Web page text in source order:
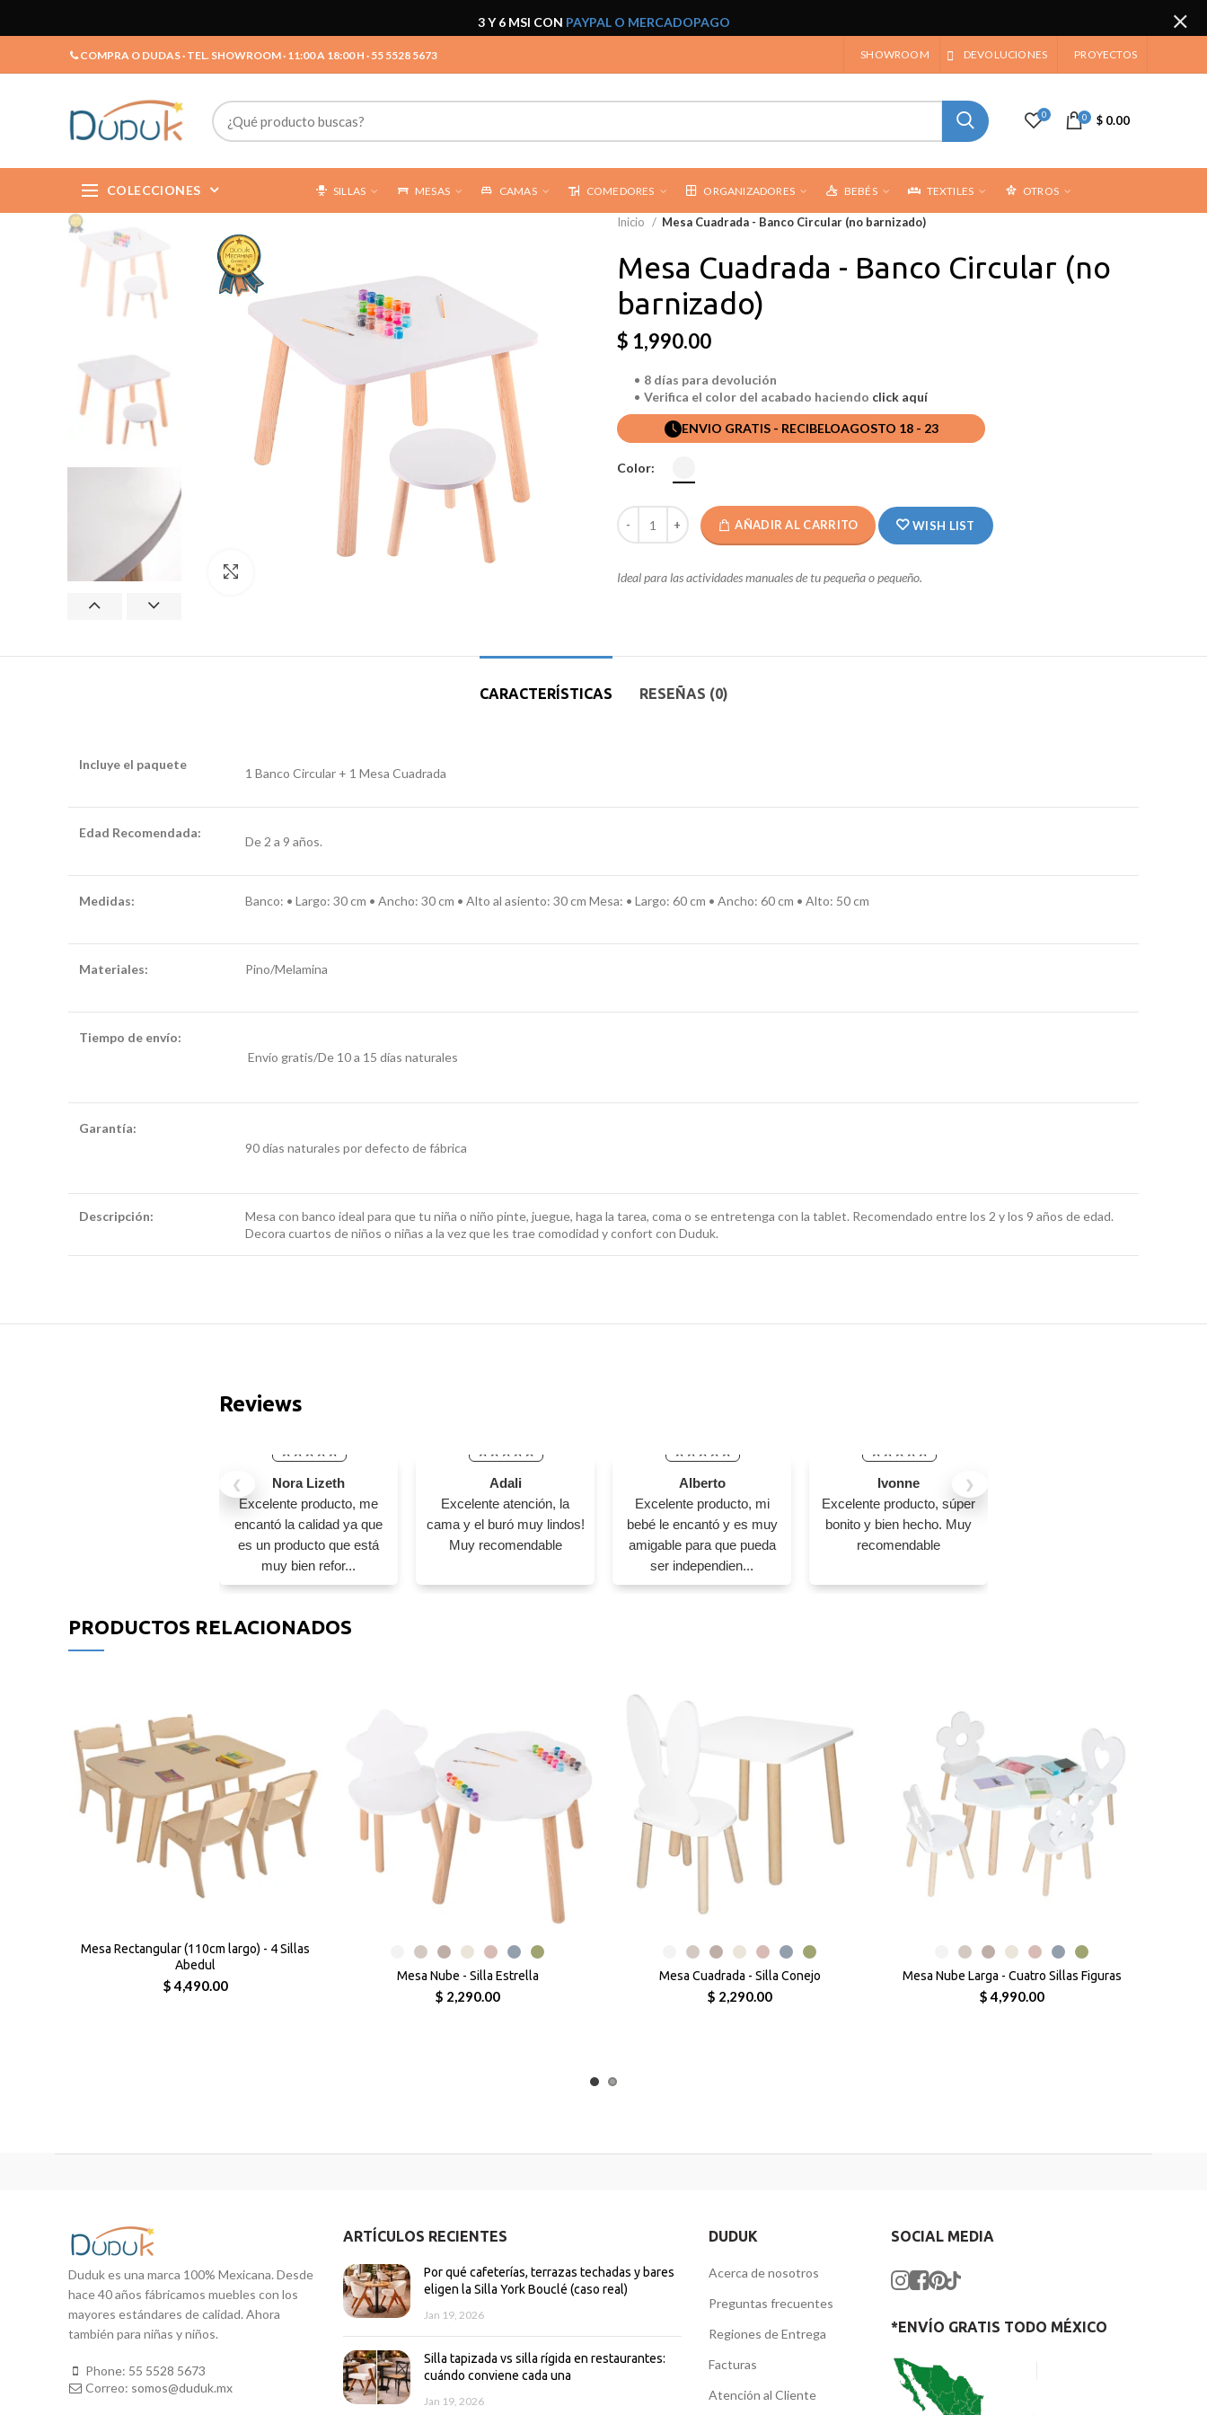
3 Y 6 MSI CON PAYPAL O MERCADOPAGO
COMPRA O DUDAS · TEL. SHOWROOM · 11:00 A 18:00 H · 55 5528 5673 SHOWROOM DEVOLUCIONES PROYECTOS
0 0 $ 0.00
COLECCIONES SILLAS MESAS CAMAS COMEDORES ORGANIZADORES BEBÉS TEXTILES OTROS
Inicio Mesa Cuadrada - Banco Circular (no barnizado)
Mesa Cuadrada - Banco Circular (no
barnizado)
$ 1,990.00
8 días para devolución
Verifica el color del acabado haciendo click aquí
ENVIO GRATIS - RECIBELOAGOSTO 18 - 23
Color:
AÑADIR AL CARRITO WISH LIST
Ideal para las actividades manuales de tu pequeña o pequeño.
CARACTERÍSTICAS RESEÑAS (0)
Incluye el paquete
1 Banco Circular + 1 Mesa Cuadrada
Edad Recomendada:
De 2 a 9 años.
Medidas: Banco: • Largo: 30 cm • Ancho: 30 cm • Alto al asiento: 30 cm Mesa: • Largo: 60 cm • Ancho: 60 cm • Alto: 50 cm
Materiales: Pino/Melamina
Tiempo de envío:
Envío gratis/De 10 a 15 días naturales
Garantía:
90 días naturales por defecto de fábrica
Descripción:
Mesa con banco ideal para que tu niña o niño pinte, juegue, haga la tarea, coma o se entretenga con la tablet. Recomendado entre los 2 y los 9 años de edad.
Decora cuartos de niños o niñas a la vez que les trae comodidad y confort con Duduk.
Reviews
❮ ❯
Nora Lizeth
Excelente producto, me
encantó la calidad ya que
es un producto que está
muy bien refor...
Adali
Excelente atención, la
cama y el buró muy lindos!
Muy recomendable
Alberto
Excelente producto, mi
bebé le encantó y es muy
amigable para que pueda
ser independien...
Ivonne
Excelente producto, súper
bonito y bien hecho. Muy
recomendable
PRODUCTOS RELACIONADOS
Mesa Rectangular (110cm largo) - 4 Sillas
Abedul
$ 4,490.00
Mesa Nube - Silla Estrella
$ 2,290.00
Mesa Cuadrada - Silla Conejo
$ 2,290.00
Mesa Nube Larga - Cuatro Sillas Figuras
$ 4,990.00
Duduk es una marca 100% Mexicana. Desde
hace 40 años fábricamos muebles con los
mayores estándares de calidad. Ahora
también para niñas y niños.
Phone: 55 5528 5673
Correo: somos@duduk.mx
ARTÍCULOS RECIENTES
Por qué cafeterías, terrazas techadas y bares
eligen la Silla York Bouclé (caso real)
Jan 19, 2026
Silla tapizada vs silla rígida en restaurantes:
cuándo conviene cada una
Jan 19, 2026
DUDUK
Acerca de nosotros
Preguntas frecuentes
Regiones de Entrega
Facturas
Atención al Cliente
SOCIAL MEDIA
*ENVÍO GRATIS TODO MÉXICO